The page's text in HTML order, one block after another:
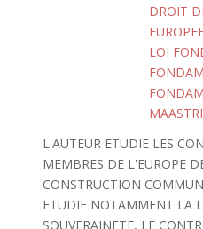
DROIT
LOI
L'AUTEUR ETUDIE LES
MEMBRES DE L'EUROPE
CONSTRUCTION
ETUDIE NOTAMMENT LA
SOUVERAINETE, LE